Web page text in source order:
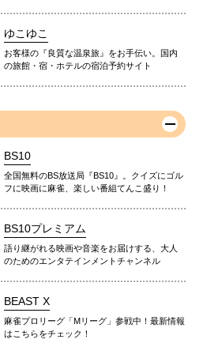
ゆこゆこ
お客様の『良質な温泉旅』をお手伝い。国内
の旅館・宿・ホテルの宿泊予約サイト
BS10
全国無料のBS放送局『BS10』。クイズにゴル
フに映画に麻雀、楽しい番組てんこ盛り！
BS10プレミアム
語り継がれる映画や音楽をお届けする、大人
のためのエンタテインメントチャンネル
BEAST X
麻雀プロリーグ「Mリーグ」参戦中！最新情報
はこちらをチェック！